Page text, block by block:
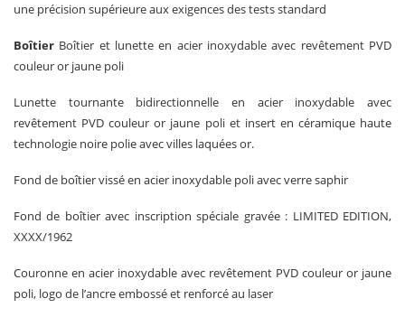
une précision supérieure aux exigences des tests standard
Boîtier Boîtier et lunette en acier inoxydable avec revêtement PVD
couleur or jaune poli
Lunette tournante bidirectionnelle en acier inoxydable avec
revêtement PVD couleur or jaune poli et insert en céramique haute
technologie noire polie avec villes laquées or.
Fond de boîtier vissé en acier inoxydable poli avec verre saphir
Fond de boîtier avec inscription spéciale gravée : LIMITED EDITION,
XXXX/1962
Couronne en acier inoxydable avec revêtement PVD couleur or jaune
poli, logo de l’ancre embossé et renforcé au laser